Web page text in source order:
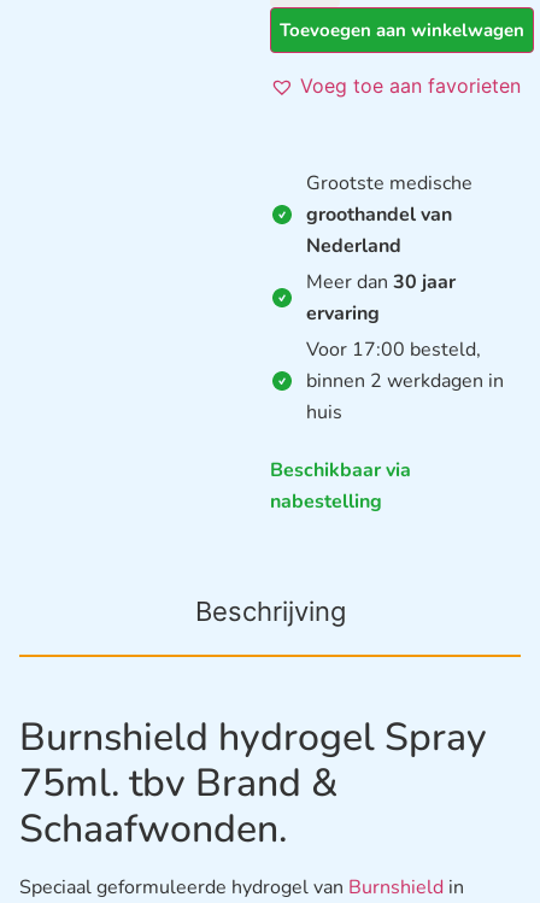
Toevoegen aan winkelwagen
Voeg toe aan favorieten
Grootste medische
groothandel van
Nederland
Meer dan 30 jaar
ervaring
Voor 17:00 besteld,
binnen 2 werkdagen in
huis
Beschikbaar via
nabestelling
Beschrijving
Burnshield hydrogel Spray
75ml. tbv Brand &
Schaafwonden.
Speciaal geformuleerde hydrogel van Burnshield in